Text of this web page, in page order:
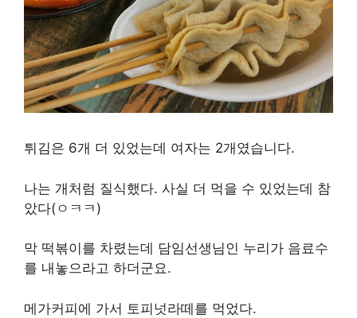
튀김은 6개 더 있었는데 여자는 2개였습니다.
나는 개처럼 질식했다. 사실 더 먹을 수 있었는데 참
았다(ㅇㅋㅋ)
막 떡볶이를 차렸는데 담임선생님인 누리가 음료수
를 내놓으라고 하더군요.
메가커피에 가서 토피넛라떼를 먹었다.